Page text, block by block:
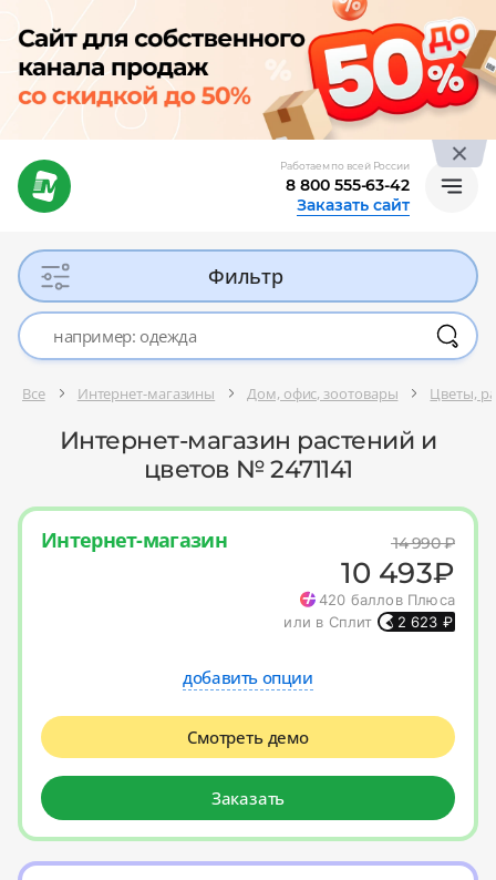
Работаем по всей России
8 800 555-63-42
Заказать сайт
Фильтр
Все Интернет-магазины Дом, офис, зоотовары Цветы,
Интернет-магазин растений и
цветов № 2471141
Интернет-магазин 14 990₽
10 493₽
420 баллов Плюса
или в Сплит
2 623 ₽
добавить опции
Смотреть демо
Заказать